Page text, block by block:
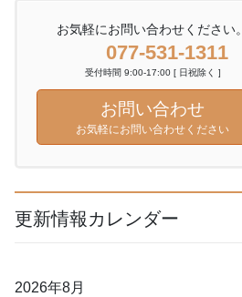
お気軽にお問い合わせください。
077-531-1311
受付時間 9:00-17:00 [ 日祝除く ]
お問い合わせ
お気軽にお問い合わせください
更新情報カレンダー
2026年8月